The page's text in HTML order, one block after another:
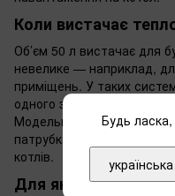
Коли вистачає
Об’єм 50 л вистачає для
невелике — наприклад,
приміщень. У таких
одного завантаження
Модельний ряд NAD v1
патрубками для зручного
котлів.
Для яких систем
Будь ласка,
українська